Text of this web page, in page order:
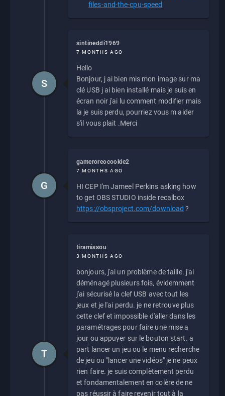
files-and-the-cpu-speed
sintineddi1969
7 MONTHS AGO
Hello
Bonjour, j ai bien mis mon image sur ma
clé USB j ai bien installé mais je suis en
écran noir j'ai lu comment modifier mais
la je suis perdu, pourriez vous m aider
s'il vous plait .Merci
S
gameroreocookie2
7 MONTHS AGO
HI CEP I'm Jameel Perkins asking how
to get OBS STUDIO inside recalbox
https://obsproject.com/download ?
G
tiramissou
3 MONTHS AGO
bonjours, j'ai un problème de taille. j'ai
déménagé plusieurs fois, évidemment
j'ai sécurisé la clef USB avec tout les
jeux et je l'ai perdu. je ne retrouve plus
cette clef et impossible d'aller dans les
paramétrages pour faire une mise a
jour ou appuyer sur le bouton start. a
part lancer un jeu ou le menu recherche
de jeu ou "lancer une vidéos" je ne peux
rien faire. je suis complètement perdu
et fondamentalement en colère de ne
pas réussir à faire revenir tout à la
T